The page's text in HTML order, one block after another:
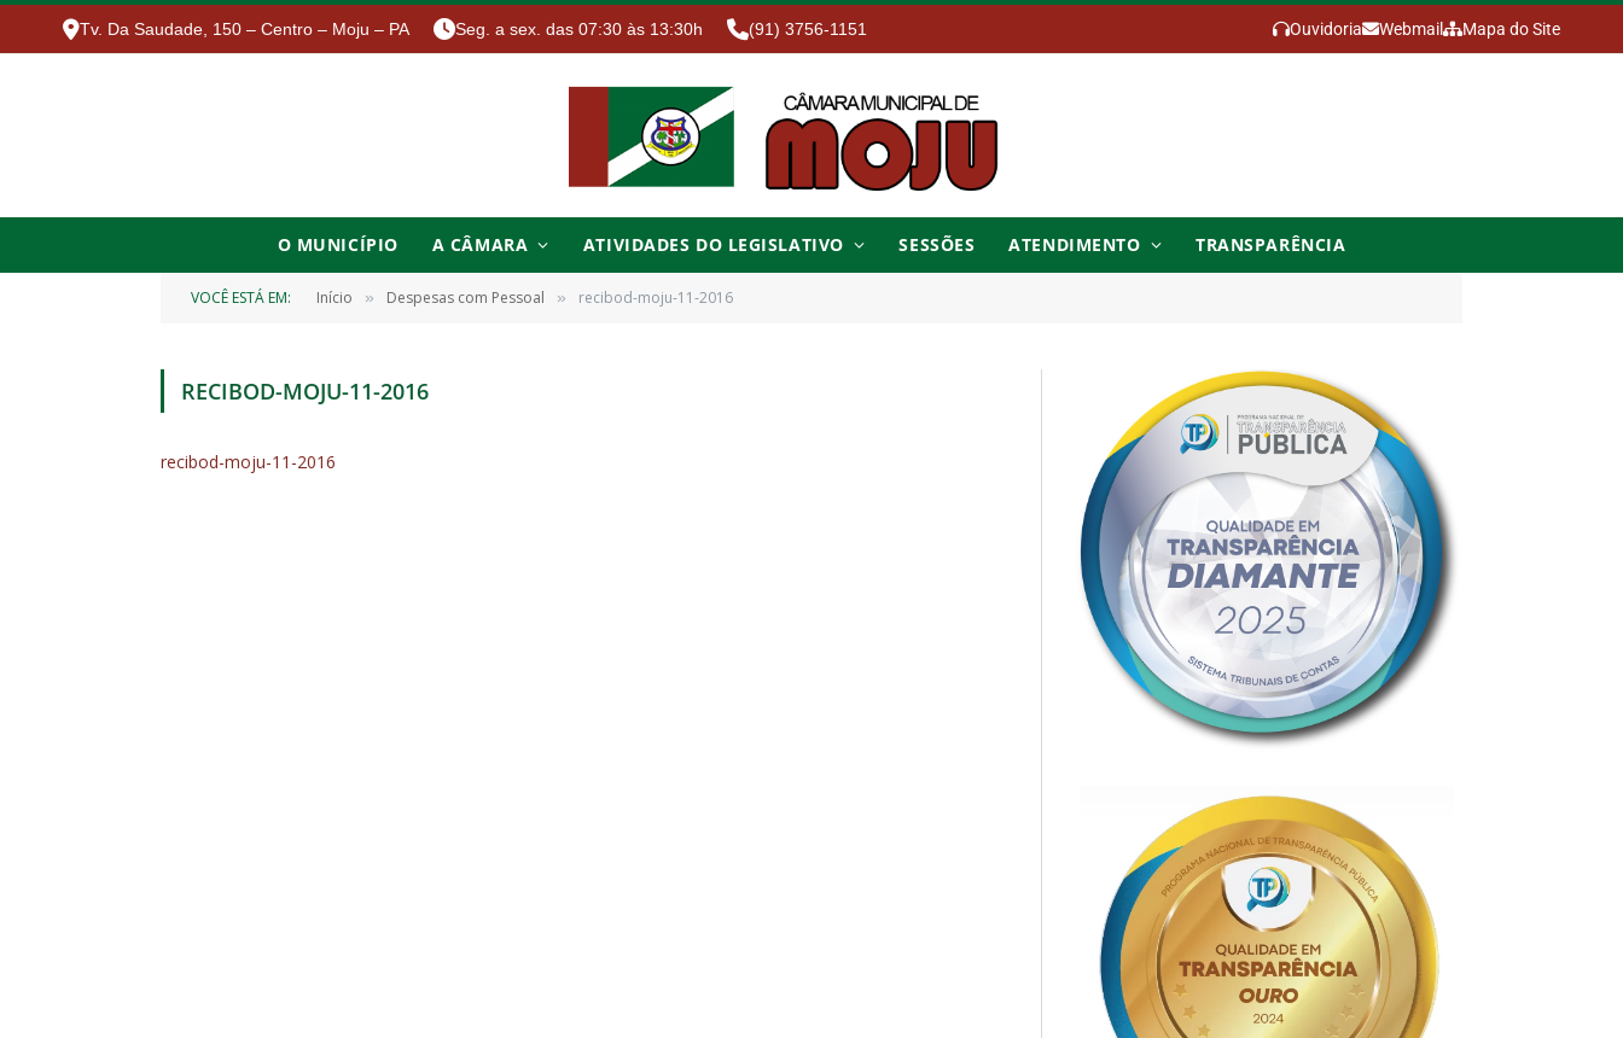
Tv. Da Saudade, 150 – Centro – Moju – PA Seg. a sex. das 07:30 às 13:30h (91) 3756-1151 Ouvidoria Webmail Mapa do Site
O MUNICÍPIO A CÂMARA ATIVIDADES DO LEGISLATIVO SESSÕES ATENDIMENTO TRANSPARÊNCIA
VOCÊ ESTÁ EM: Início » Despesas com Pessoal » recibod-moju-11-2016
RECIBOD-MOJU-11-2016
recibod-moju-11-2016